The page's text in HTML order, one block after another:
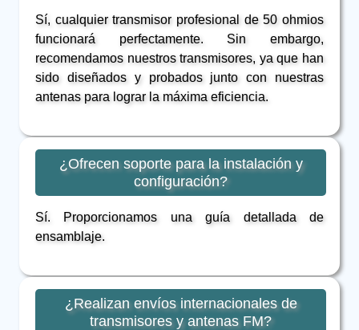
Sí, cualquier transmisor profesional de 50 ohmios
funcionará perfectamente. Sin embargo,
recomendamos nuestros transmisores, ya que han
sido diseñados y probados junto con nuestras
antenas para lograr la máxima eficiencia.
¿Ofrecen soporte para la instalación y
configuración?
Sí. Proporcionamos una guía detallada de
ensamblaje.
¿Realizan envíos internacionales de
transmisores y antenas FM?